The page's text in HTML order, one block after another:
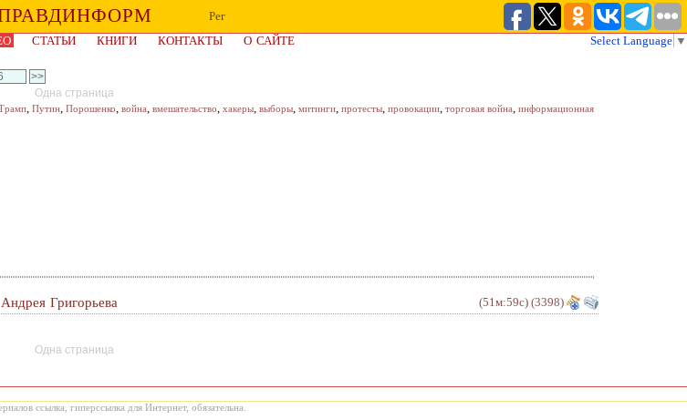
Рег
СТАТЬИ КНИГИ КОНТАКТЫ О САЙТЕ Select Language ▼
Одна страница
, Путин, Порошенко, война, вмешательство, хакеры, выборы, митинги, протесты, провокации, торговая война, информационная
Григорьева (51м:59с) (3398)
Одна страница
ссылка, гиперссылка для Интернет, обязательна.